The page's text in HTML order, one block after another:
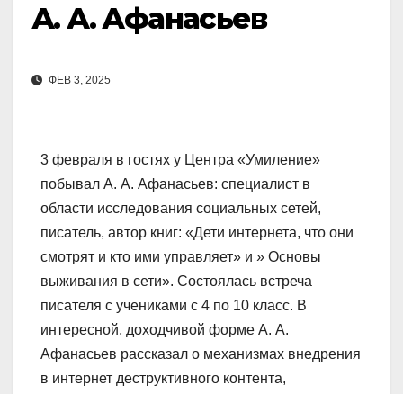
А. А. Афанасьев
ФЕВ 3, 2025
3 февраля в гостях у Центра «Умиление»
побывал А. А. Афанасьев: специалист в
области исследования социальных сетей,
писатель, автор книг: «Дети интернета, что они
смотрят и кто ими управляет» и » Основы
выживания в сети». Состоялась встреча
писателя с учениками с 4 по 10 класс. В
интересной, доходчивой форме А. А.
Афанасьев рассказал о механизмах внедрения
в интернет деструктивного контента,